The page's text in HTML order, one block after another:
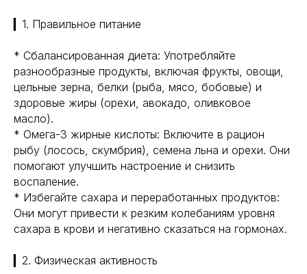
▎1. Правильное питание
* Сбалансированная диета: Употребляйте
разнообразные продукты, включая фрукты, овощи,
цельные зерна, белки (рыба, мясо, бобовые) и
здоровые жиры (орехи, авокадо, оливковое
масло).
* Омега-3 жирные кислоты: Включите в рацион
рыбу (лосось, скумбрия), семена льна и орехи. Они
помогают улучшить настроение и снизить
воспаление.
* Избегайте сахара и переработанных продуктов:
Они могут привести к резким колебаниям уровня
сахара в крови и негативно сказаться на гормонах.
▎2. Физическая активность